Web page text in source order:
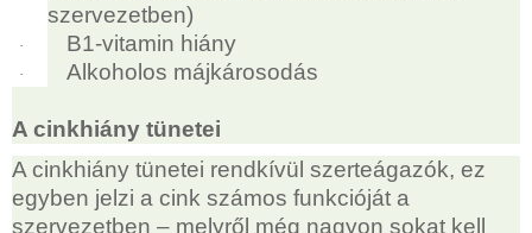
szervezetben)
· B1-vitamin hiány
· Alkoholos májkárosodás
A cinkhiány tünetei
A cinkhiány tünetei rendkívül szerteágazók, ez
egyben jelzi a cink számos funkcióját a
szervezetben – melyről még nagyon sokat kell